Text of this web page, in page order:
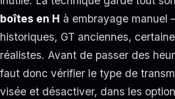
boîtes en H à embrayage manuel
historiques, GT anciennes,
réalistes. Avant de passer des
faut donc vérifier le type de
visée et désactiver, dans les